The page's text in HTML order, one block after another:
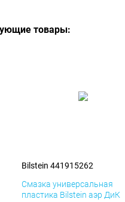
товары:
Bilstein 441915262
Смазка универсальная
пластика Bilstein аэр ДиК